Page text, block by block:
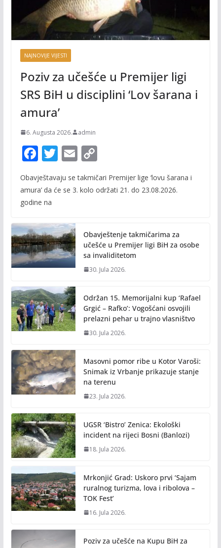
NAJNOVIJE VIJESTI
Poziv za učešće u Premijer ligi
SRS BiH u disciplini ‘Lov šarana i
amura’
6. Augusta 2026. admin
F
ac
e
b
o
k
T
itt
E
m
ai
C
o
p
n
k
Obavještavaju se takmičari Premijer lige ‘lovu šarana i
amura’ da će se 3. kolo održati 21. do 23.08.2026.
godine na
Obavještenje takmičarima za
učešće u Premijer ligi BiH za osobe
sa invaliditetom
30. Jula 2026.
Održan 15. Memorijalni kup ‘Rafael
Grgić – Rafko’: Vogošćani osvojili
prelazni pehar u trajno vlasništvo
30. Jula 2026.
Masovni pomor ribe u Kotor Varoši:
Snimak iz Vrbanje prikazuje stanje
na terenu
23. Jula 2026.
UGSR ‘Bistro’ Zenica: Ekološki
incident na rijeci Bosni (Banlozi)
18. Jula 2026.
Mrkonjić Grad: Uskoro prvi ‘Sajam
ruralnog turizma, lova i ribolova –
TOK Fest’
16. Jula 2026.
Poziv za učešće na Kupu BiH za